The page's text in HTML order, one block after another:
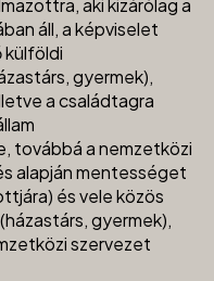
aki kizárólag a
áll, a képviselet
külföldi
gyermek),
a családtagra
továbbá a nemzetközi
alapján mentességet
és vele közös
gyermek),
szervezet